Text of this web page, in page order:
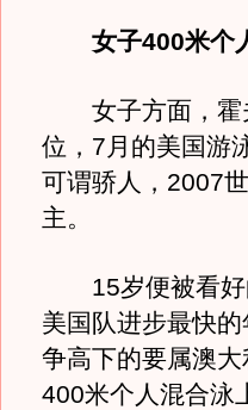
女子400米个
女子方面，霍
位，7月的美国游
可谓骄人，2007
主。
15岁便被看好
美国队进步最快
争高下的要属澳
400米个人混合泳